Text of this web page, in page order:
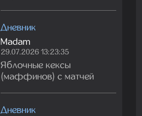
Дневник
Madam
29.07.2026 13:23:35
Яблочные кексы
(маффинов) с матчей
Дневник